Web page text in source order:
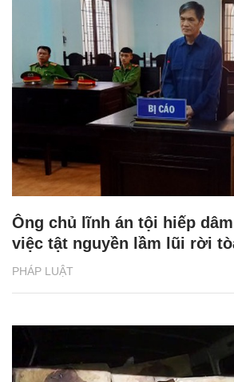
PHÁP LUẬT
Ông chủ lĩnh án tội hiếp
việc tật nguyền lầm lũi rời